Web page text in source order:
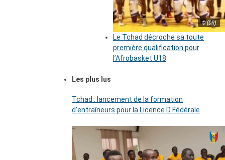
© (DR)
Le Tchad décroche sa toute
première qualification pour
l’Afrobasket U18
Les plus lus
Tchad : lancement de la formation
d’entraîneurs pour la Licence D Fédérale